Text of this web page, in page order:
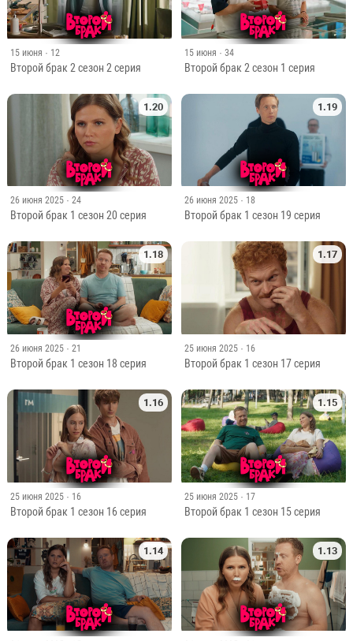
15 июня · 12
Второй брак 2 сезон 2 серия
15 июня · 34
Второй брак 2 сезон 1 серия
1.20
26 июня 2025 · 24
Второй брак 1 сезон 20 серия
1.19
26 июня 2025 · 18
Второй брак 1 сезон 19 серия
1.18
26 июня 2025 · 21
Второй брак 1 сезон 18 серия
1.17
25 июня 2025 · 16
Второй брак 1 сезон 17 серия
1.16
25 июня 2025 · 16
Второй брак 1 сезон 16 серия
1.15
25 июня 2025 · 17
Второй брак 1 сезон 15 серия
1.14 1.13